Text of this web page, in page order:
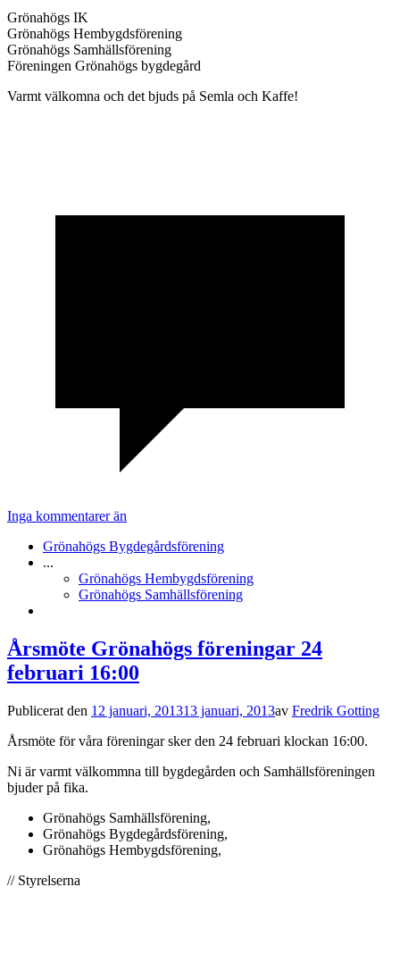
Grönahögs IK
Grönahögs Hembygdsförening
Grönahögs Samhällsförening
Föreningen Grönahögs bygdegård
Varmt välkomna och det bjuds på Semla och Kaffe!
Inga kommentarer än
Grönahögs Bygdegårdsförening
...
Grönahögs Hembygdsförening
Grönahögs Samhällsförening
Årsmöte Grönahögs föreningar 24
februari 16:00
Publicerat den 12 januari, 201313 januari, 2013av Fredrik Gotting
Årsmöte för våra föreningar sker den 24 februari klockan 16:00.
Ni är varmt välkommna till bygdegården och Samhällsföreningen
bjuder på fika.
Grönahögs Samhällsförening,
Grönahögs Bygdegårdsförening,
Grönahögs Hembygdsförening,
// Styrelserna